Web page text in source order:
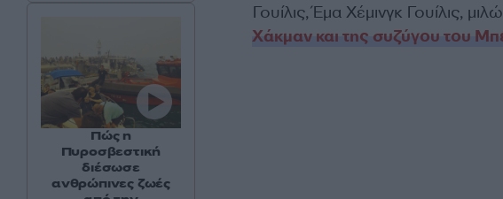
Γουίλις, Έμα Χέμινγκ Γουίλις,
Χάκμαν και της συζύγου του
Πώς η
Πυροσβεστική
διέσωσε
ανθρώπινες ζωές